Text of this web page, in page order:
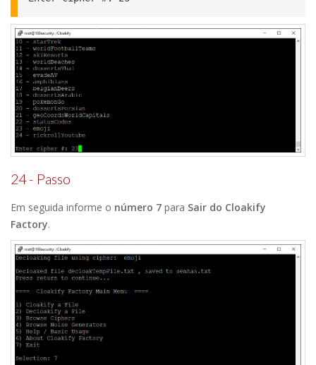
24 - Passo
Em seguida informe o número 7 para Sair do Cloakify
Factory.